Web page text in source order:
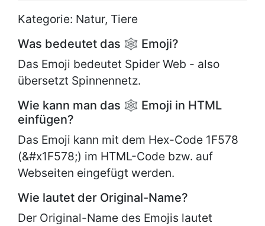
Kategorie: Natur, Tiere
Was bedeutet das 🕸 Emoji?
Das Emoji bedeutet Spider Web - also
übersetzt Spinnennetz.
Wie kann man das 🕸 Emoji in HTML
einfügen?
Das Emoji kann mit dem Hex-Code 1F578
(&#x1F578;) im HTML-Code bzw. auf
Webseiten eingefügt werden.
Wie lautet der Original-Name?
Der Original-Name des Emojis lautet